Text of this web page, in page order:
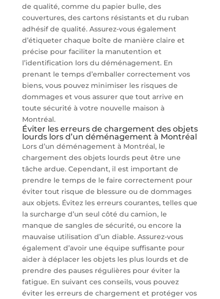
de qualité, comme du papier bulle, des
couvertures, des cartons résistants et du ruban
adhésif de qualité. Assurez-vous également
d’étiqueter chaque boîte de manière claire et
précise pour faciliter la manutention et
l’identification lors du déménagement. En
prenant le temps d’emballer correctement vos
biens, vous pouvez minimiser les risques de
dommages et vous assurer que tout arrive en
toute sécurité à votre nouvelle maison à
Montréal.
Éviter les erreurs de chargement des objets
lourds lors d’un déménagement à Montréal
Lors d’un déménagement à Montréal, le
chargement des objets lourds peut être une
tâche ardue. Cependant, il est important de
prendre le temps de le faire correctement pour
éviter tout risque de blessure ou de dommages
aux objets. Évitez les erreurs courantes, telles que
la surcharge d’un seul côté du camion, le
manque de sangles de sécurité, ou encore la
mauvaise utilisation d’un diable. Assurez-vous
également d’avoir une équipe suffisante pour
aider à déplacer les objets les plus lourds et de
prendre des pauses régulières pour éviter la
fatigue. En suivant ces conseils, vous pouvez
éviter les erreurs de chargement et protéger vos